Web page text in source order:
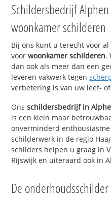
Schildersbedrijf
woonkamer schilderen
Bij ons kunt u terecht voor
voorwoonkamer schilderen.
dan ook als meer dan een
leveren vakwerk tegen
verbetering is van uw leef-
Onsschildersbedrijf in
is een klein maar
onverminderd
schilderwerk in de regio
schilders helpen u graag in
Rijswijk en uiteraard ook in
De